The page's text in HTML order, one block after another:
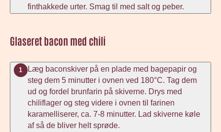
finthakkede urter. Smag til med salt og peber.
Glaseret bacon med chili
1
Læg baconskiver på en plade med bagepapir og
steg dem 5 minutter i ovnen ved 180°C. Tag dem
ud og fordel brunfarin på skiverne. Drys med
chiliflager og steg videre i ovnen til farinen
karamelliserer, ca. 7-8 minutter. Lad skiverne køle
af så de bliver helt sprøde.